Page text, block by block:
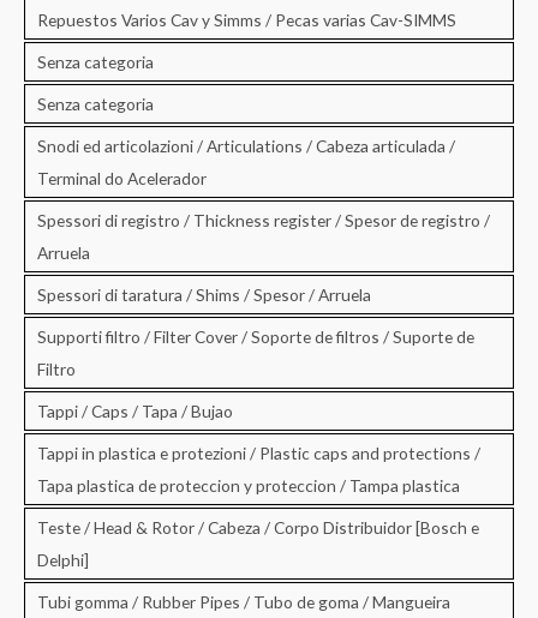
Repuestos Varios Cav y Simms / Pecas varias Cav-SIMMS
Senza categoria
Senza categoria
Snodi ed articolazioni / Articulations / Cabeza articulada /
Terminal do Acelerador
Spessori di registro / Thickness register / Spesor de registro /
Arruela
Spessori di taratura / Shims / Spesor / Arruela
Supporti filtro / Filter Cover / Soporte de filtros / Suporte de
Filtro
Tappi / Caps / Tapa / Bujao
Tappi in plastica e protezioni / Plastic caps and protections /
Tapa plastica de proteccion y proteccion / Tampa plastica
Teste / Head & Rotor / Cabeza / Corpo Distribuidor [Bosch e
Delphi]
Tubi gomma / Rubber Pipes / Tubo de goma / Mangueira